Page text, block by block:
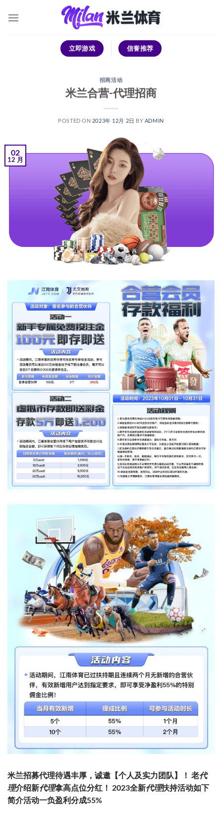
立即游戏 信誉推荐
招商活动
米兰合营-代理招商
POSTED ON 2023年 12月 2日 BY ADMIN
02
12 月
米兰招募代理待遇丰厚，诚邀【个人及实力团队】！ 老代
理介绍新代理拿高点位分红！ 2023全新代理扶持活动如下
简介活动一负盈利分成55%